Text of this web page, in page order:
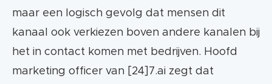
maar een logisch gevolg dat mensen dit
kanaal ook verkiezen boven andere kanalen bij
het in contact komen met bedrijven. Hoofd
marketing officer van [24]7.ai zegt dat